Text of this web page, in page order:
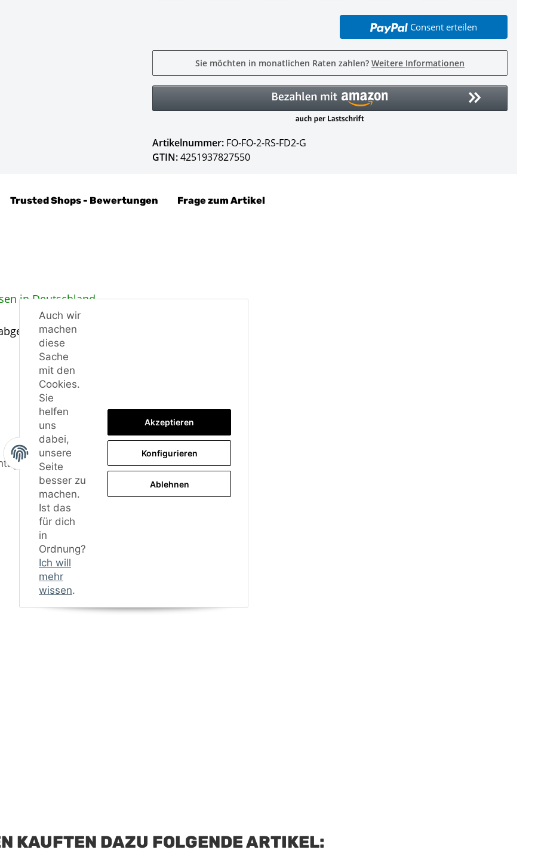
Consent erteilen
Sie möchten in monatlichen Raten zahlen? Weitere Informationen
Artikelnummer: FO-FO-2-RS-FD2-G
GTIN:4251937827550
Trusted Shops - Bewertungen Frage zum Artikel
in Deutschland.
werden, genau wie bei der ABE.
KAUFTEN DAZU FOLGENDE ARTIKEL:
Auch wir
machen
diese
Sache
mit den
Cookies.
Sie
helfen
uns
dabei,
unsere
Seite
besser zu
machen.
Ist das
für dich
in
Ordnung?
Ich will
mehr
wissen.
Akzeptieren
Konfigurieren
Ablehnen